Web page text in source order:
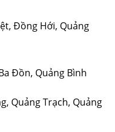
Đồng Hới, Quảng
Đồn, Quảng Bình
Quảng Trạch, Quảng